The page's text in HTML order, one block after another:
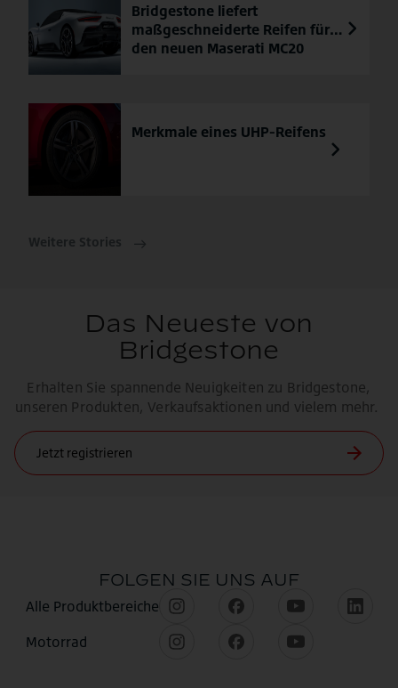
Bridgestone liefert
maßgeschneiderte Reifen für
den neuen Maserati MC20
Merkmale eines UHP-Reifens
Weitere Stories